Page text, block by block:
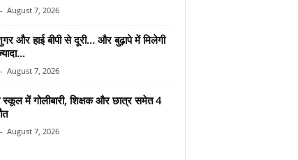
- August 7, 2026
और हाई बीपी से दूरी… और बुढ़ापे में मिलेगी
- August 7, 2026
में गोलीबारी, शिक्षक और छात्र समेत 4
- August 7, 2026